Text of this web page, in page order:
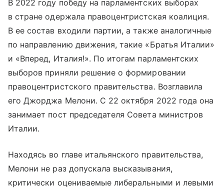
В 2022 году победу на парламентских выборах
в стране одержала правоцентристская коалиция.
В ее состав входили партии, а также аналогичные
по направлению движения, такие «Братья Италии»
и «Вперед, Италия!». По итогам парламентских
выборов приняли решение о формировании
правоцентристского правительства. Возглавила
его Джорджа Мелони. С 22 октября 2022 года она
занимает пост председателя Совета министров
Италии.
Находясь во главе итальянского правительства,
Мелони не раз допускала высказывания,
критически оцениваемые либеральными и левыми